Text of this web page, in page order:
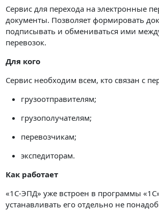
Сервис для перехода на электронные
документы. Позволяет формировать
подписывать и обмениваться ими
перевозок.
Для кого
Сервис необходим всем, кто связан с
грузоотправителям;
грузополучателям;
перевозчикам;
экспедиторам.
Как работает
«1С-ЭПД» уже встроен в программы
устанавливать его отдельно не